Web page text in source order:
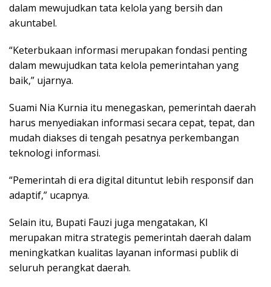
dalam mewujudkan tata kelola yang bersih dan
akuntabel.
“Keterbukaan informasi merupakan fondasi penting
dalam mewujudkan tata kelola pemerintahan yang
baik,” ujarnya.
Suami Nia Kurnia itu menegaskan, pemerintah daerah
harus menyediakan informasi secara cepat, tepat, dan
mudah diakses di tengah pesatnya perkembangan
teknologi informasi.
“Pemerintah di era digital dituntut lebih responsif dan
adaptif,” ucapnya.
Selain itu, Bupati Fauzi juga mengatakan, KI
merupakan mitra strategis pemerintah daerah dalam
meningkatkan kualitas layanan informasi publik di
seluruh perangkat daerah.